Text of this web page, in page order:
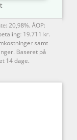
20,98%. ÅOP:
19.711 kr.
samt
Baseret på
14 dage.